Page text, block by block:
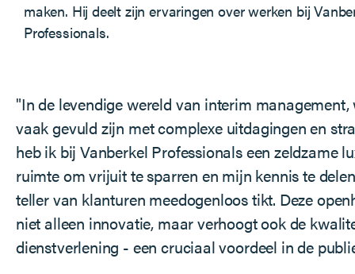
maken. Hij deelt zijn ervaringen over werken bij
Professionals.
"In de levendige wereld van interim
vaak gevuld zijn met complexe uitdagingen en
heb ik bij Vanberkel Professionals een zeldzame
ruimte om vrijuit te sparren en mijn kennis te
teller van klanturen meedogenloos tikt. Deze
niet alleen innovatie, maar verhoogt ook de
dienstverlening - een cruciaal voordeel in de